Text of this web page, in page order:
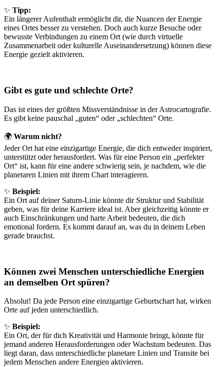
✨ Tipp:
Ein längerer Aufenthalt ermöglicht dir, die Nuancen der Energie
eines Ortes besser zu verstehen. Doch auch kurze Besuche oder
bewusste Verbindungen zu einem Ort (wie durch virtuelle
Zusammenarbeit oder kulturelle Auseinandersetzung) können diese
Energie gezielt aktivieren.
Gibt es gute und schlechte Orte?
Das ist eines der größten Missverständnisse in der Astrocartografie.
Es gibt keine pauschal „guten“ oder „schlechten“ Orte.
🌍 Warum nicht?
Jeder Ort hat eine einzigartige Energie, die dich entweder inspiriert,
unterstützt oder herausfordert. Was für eine Person ein „perfekter
Ort“ ist, kann für eine andere schwierig sein, je nachdem, wie die
planetaren Linien mit ihrem Chart interagieren.
✨ Beispiel:
Ein Ort auf deiner Saturn-Linie könnte dir Struktur und Stabilität
geben, was für deine Karriere ideal ist. Aber gleichzeitig könnte er
auch Einschränkungen und harte Arbeit bedeuten, die dich
emotional fordern. Es kommt darauf an, was du in deinem Leben
gerade brauchst.
Können zwei Menschen unterschiedliche Energien
an demselben Ort spüren?
Absolut! Da jede Person eine einzigartige Geburtschart hat, wirken
Orte auf jeden unterschiedlich.
✨ Beispiel:
Ein Ort, der für dich Kreativität und Harmonie bringt, könnte für
jemand anderen Herausforderungen oder Wachstum bedeuten. Das
liegt daran, dass unterschiedliche planetare Linien und Transite bei
jedem Menschen andere Energien aktivieren.